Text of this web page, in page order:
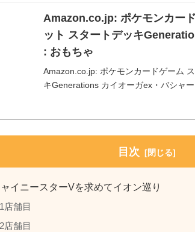
Amazon.co.jp: ポケモンカー
ット スタートデッキ
: おもちゃ
Amazon.co.jp: ポケモンカードゲーム
キGenerations カイオーガex・バシャ
目次
イニースターVを求めてイオン巡り
1店舗目
2店舗目